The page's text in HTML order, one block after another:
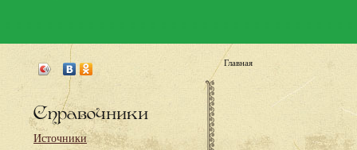
Справочники
Источники
Главная